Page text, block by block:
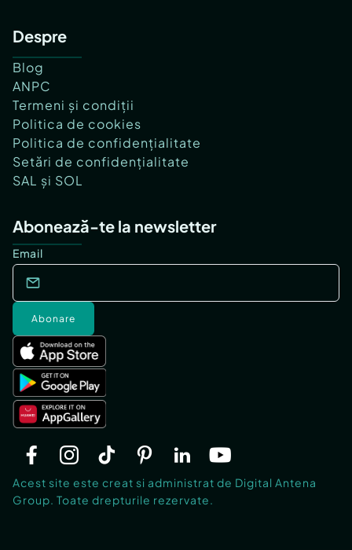
Despre
Blog
ANPC
Termeni și condiții
Politica de cookies
Politica de confidențialitate
Setări de confidențialitate
SAL și SOL
Abonează-te la newsletter
Email
Abonare
Acest site este creat si administrat de Digital Antena
Group. Toate drepturile rezervate.